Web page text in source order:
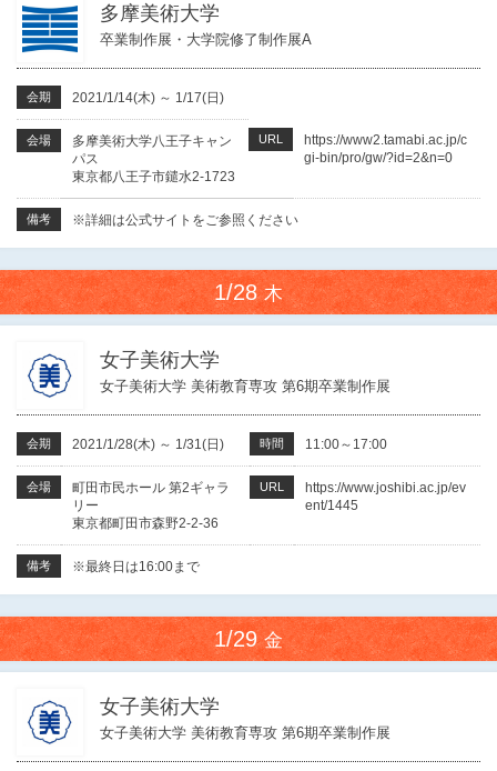
多摩美術大学
卒業制作展・大学院修了制作展A
会期 2021/1/14(木) ～ 1/17(日)
会場
多摩美術大学八王子キャン
パス
東京都八王子市鑓水2-1723
URL
https://www2.tamabi.ac.jp/c
gi-bin/pro/gw/?id=2&n=0
備考 ※詳細は公式サイトをご参照ください
1/28木
女子美術大学
女子美術大学 美術教育専攻 第6期卒業制作展
会期 2021/1/28(木) ～ 1/31(日) 時間 11:00～17:00
会場
町田市民ホール 第2ギャラ
リー
東京都町田市森野2-2-36
URL
https://www.joshibi.ac.jp/ev
ent/1445
備考 ※最終日は16:00まで
1/29金
女子美術大学
女子美術大学 美術教育専攻 第6期卒業制作展